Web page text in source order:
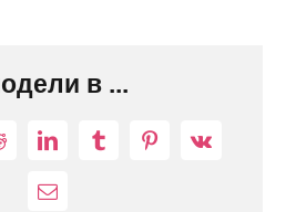
в ...
LinkedInTumblrPinterest
Vk
Електронна